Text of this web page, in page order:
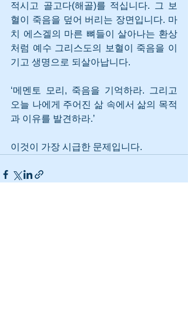
적시고 골고다(해골)를 적십니다. 그 보
혈이 죽음을 덮어 버리는 장면입니다. 마
치 에스겔의 마른 뼈들이 살아나는 환상
처럼 예수 그리스도의 보혈이 죽음을 이
기고 생명으로 되살아납니다.
‘메멘토 모리, 죽음을 기억하라. 그리고
오늘 나에게 주어진 삶 속에서 삶의 목적
과 이유를 발견하라.’
이것이 가장 시급한 문제입니다.